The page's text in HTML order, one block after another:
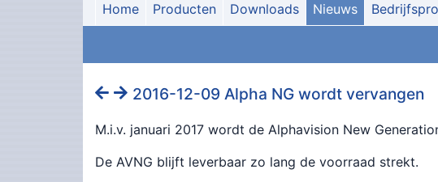
Home Producten Downloads Nieuws
2016-12-09 Alpha NG wordt vervangen
M.i.v. januari 2017 wordt de Alphavision New
De AVNG blijft leverbaar zo lang de voorraad strekt.